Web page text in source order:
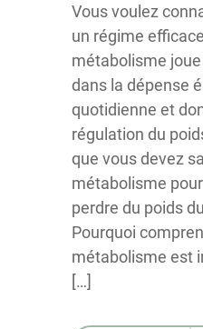
Vous voulez
un régime
métabolisme
dans la dépense
quotidienne et
régulation du
que vous devez
métabolisme
perdre du poids
Pourquoi
métabolisme est
[…]